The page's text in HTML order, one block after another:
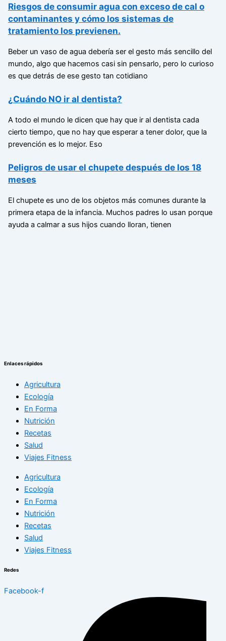
Riesgos de consumir agua con exceso de cal o
contaminantes y cómo los sistemas de
tratamiento los previenen.
Beber un vaso de agua debería ser el gesto más sencillo del
mundo, algo que hacemos casi sin pensarlo, pero lo curioso
es que detrás de ese gesto tan cotidiano
¿Cuándo NO ir al dentista?
A todo el mundo le dicen que hay que ir al dentista cada
cierto tiempo, que no hay que esperar a tener dolor, que la
prevención es lo mejor. Eso
Peligros de usar el chupete después de los 18
meses
El chupete es uno de los objetos más comunes durante la
primera etapa de la infancia. Muchos padres lo usan porque
ayuda a calmar a sus hijos cuando lloran, tienen
Enlaces rápidos
Agricultura
Ecología
En Forma
Nutrición
Recetas
Salud
Viajes Fitness
Agricultura
Ecología
En Forma
Nutrición
Recetas
Salud
Viajes Fitness
Redes
Facebook-f